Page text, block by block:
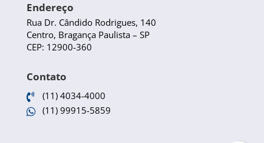
Endereço
Rua Dr. Cândido Rodrigues, 140
Centro, Bragança Paulista – SP
CEP: 12900-360
Contato
 (11) 4034-4000
 (11) 99915-5859